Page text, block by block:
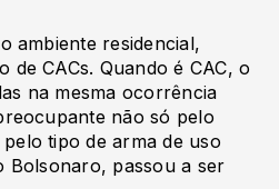
ambiente residencial,
de CACs. Quando é CAC, o
na mesma ocorrência
não só pelo
tipo de arma de uso
Bolsonaro, passou a ser